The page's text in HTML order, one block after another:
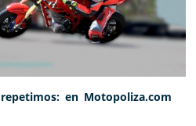
en Motopoliza.com